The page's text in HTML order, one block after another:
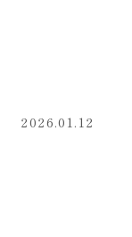
2026.01.12